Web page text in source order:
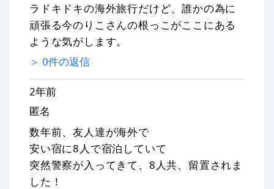
ラドキドキの海外旅行だけど、誰かの為に
頑張る今のりこさんの根っこがここにある
ような気がします。
＞ 0件の返信
2年前
匿名
数年前、友人達が海外で
安い宿に8人で宿泊していて
突然警察が入ってきて、8人共、留置されま
した！